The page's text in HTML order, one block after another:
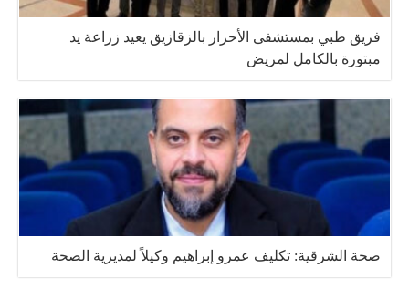
فريق طبي بمستشفى الأحرار بالزقازيق يعيد زراعة يد
مبتورة بالكامل لمريض
صحة الشرقية: تكليف عمرو إبراهيم وكيلاً لمديرية الصحة